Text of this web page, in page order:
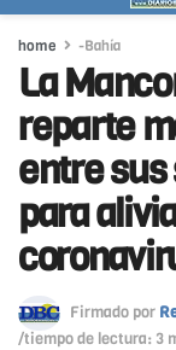
home -Bahía
La
reparte
entre
para
Firmado por
/tiempo de lectura: 3